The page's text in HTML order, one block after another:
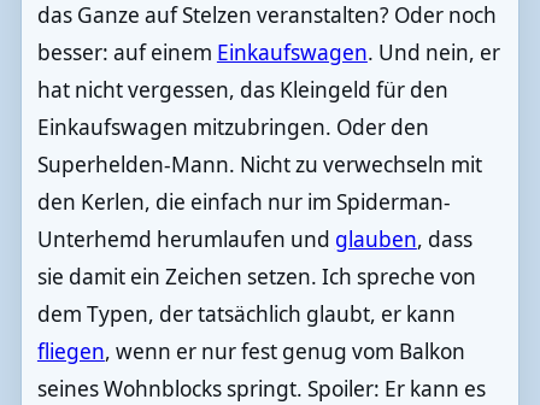
das Ganze auf Stelzen veranstalten? Oder noch
besser: auf einem Einkaufswagen. Und nein, er
hat nicht vergessen, das Kleingeld für den
Einkaufswagen mitzubringen. Oder den
Superhelden-Mann. Nicht zu verwechseln mit
den Kerlen, die einfach nur im Spiderman-
Unterhemd herumlaufen und glauben, dass
sie damit ein Zeichen setzen. Ich spreche von
dem Typen, der tatsächlich glaubt, er kann
fliegen, wenn er nur fest genug vom Balkon
seines Wohnblocks springt. Spoiler: Er kann es